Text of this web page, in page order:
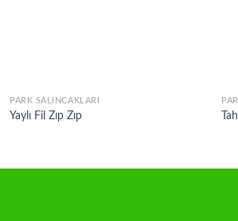
PARK SALINCAKLARI
Yaylı Fil Zıp Zıp